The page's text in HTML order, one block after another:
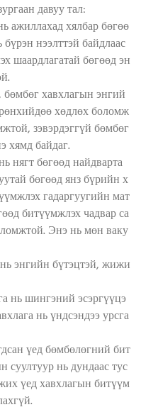
давуу тал:
ажиллахад хялбар бөгөө
нээлттэй байдлаас
шаардлагатай бөгөөд эн
хавхлагын энгий
хөдлөх боломж
зэвэрдэггүй бөмбөг
хямд байдаг.
нягт бөгөөд найдварта
бөгөөд янз бүрийн х
гадаргуугийн мат
битүүмжлэх чадвар са
Энэ нь мөн ваку
энгийн бүтэцтэй, жижи
нь шингэний эсэргүүцэ
нь үндсэндээ урсга
үед бөмбөлөгний бит
суултуур нь дундаас тус
үед хавхлагын битүүм